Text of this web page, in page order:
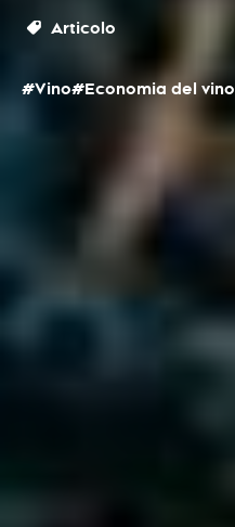
Articolo
#Vino#Economia del vino